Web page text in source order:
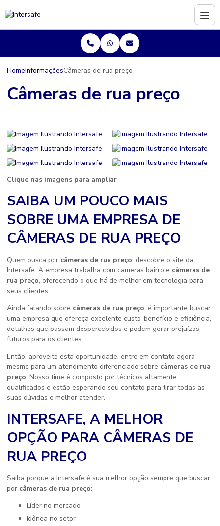
HomeInformaçõesCâmeras de rua preço
Câmeras de rua preço
Clique nas imagens para ampliar
SAIBA UM POUCO MAIS
SOBRE UMA EMPRESA DE
CÂMERAS DE RUA PREÇO
Quem busca por câmeras de rua preço, descobre o site da
Intersafe. A empresa trabalha com cameras bairro e câmeras de
rua preço, oferecendo o que há de melhor em tecnologia para
seus clientes.
Ainda falando sobre câmeras de rua preço, é importante buscar
uma empresa que ofereça excelente custo-benefício e eficiência,
detalhes que passam despercebidos e podem gerar prejuízos
futuros para os clientes.
Então, aproveite esta oportunidade, entre em contato agora
mesmo para um atendimento diferenciado sobre câmeras de rua
preço. Nosso time é composto por técnicos altamente
qualificados e estão esperando seu contato para tirar todas as
suas dúvidas e melhor atender.
INTERSAFE, A MELHOR
OPÇÃO PARA CÂMERAS DE
RUA PREÇO
Saiba porque a Intersafe é sua melhor opção sempre que buscar
por câmeras de rua preço:
líder no mercado
idônea no setor